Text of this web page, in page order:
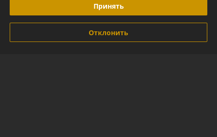
Принять
Отклонить